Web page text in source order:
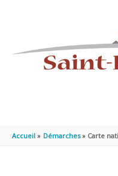
Accueil Démarches Carte